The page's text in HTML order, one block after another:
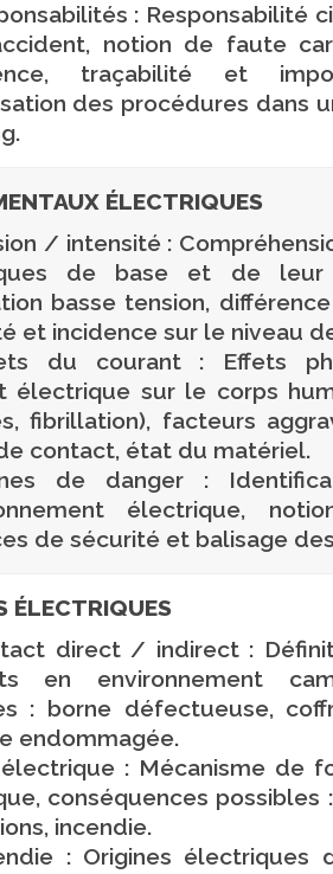
: Responsabilité
notion de faute
traçabilité et
des procédures dans
ÉLECTRIQUES
/ intensité :
de base et de
basse tension,
et incidence sur le niveau
du courant : Effets
électrique sur le corps
fibrillation), facteurs
contact, état du matériel.
de danger :
électrique,
de sécurité et balisage
ÉLECTRIQUES
direct / indirect :
en environnement
: borne défectueuse,
endommagée.
: Mécanisme de
conséquences possibles
incendie.
: Origines électriques